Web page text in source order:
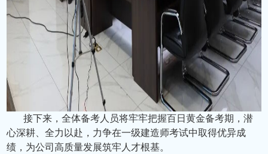
接下来，全体备考人员将牢牢把握百日黄金备考期，潜
心深耕、全力以赴，力争在一级建造师考试中取得优异成
绩，为公司高质量发展筑牢人才根基。